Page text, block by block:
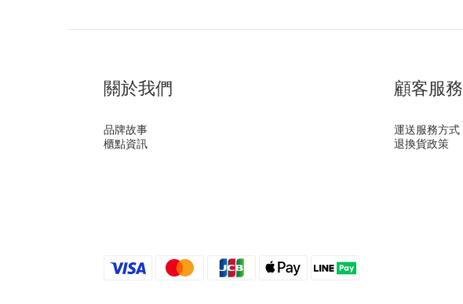
關於我們
品牌故事
櫃點資訊
顧客服務
運送服務方式
退換貨政策